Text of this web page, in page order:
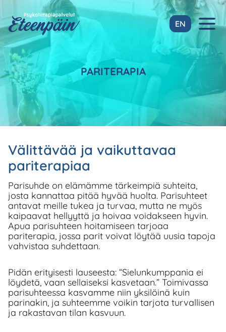
sisältöön
EN
PARITERAPIA
Välittävää ja vaikuttavaa
pariterapiaa
Parisuhde on elämämme tärkeimpiä suhteita,
josta kannattaa pitää hyvää huolta. Parisuhteet
antavat meille tukea ja turvaa, mutta ne myös
kaipaavat hellyyttä ja hoivaa voidakseen hyvin.
Apua parisuhteen hoitamiseen tarjoaa
pariterapia, jossa parit voivat löytää uusia tapoja
vahvistaa suhdettaan.
Pidän erityisesti lauseesta: “Sielunkumppania ei
löydetä, vaan sellaiseksi kasvetaan.” Toimivassa
parisuhteessa kasvamme niin yksilöinä kuin
parinakin, ja suhteemme voikin tarjota turvallisen
ja rakastavan tilan kasvuun.